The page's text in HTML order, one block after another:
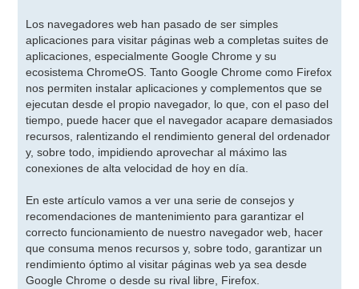
Los navegadores web han pasado de ser simples
aplicaciones para visitar páginas web a completas suites de
aplicaciones, especialmente Google Chrome y su
ecosistema ChromeOS. Tanto Google Chrome como Firefox
nos permiten instalar aplicaciones y complementos que se
ejecutan desde el propio navegador, lo que, con el paso del
tiempo, puede hacer que el navegador acapare demasiados
recursos, ralentizando el rendimiento general del ordenador
y, sobre todo, impidiendo aprovechar al máximo las
conexiones de alta velocidad de hoy en día.
En este artículo vamos a ver una serie de consejos y
recomendaciones de mantenimiento para garantizar el
correcto funcionamiento de nuestro navegador web, hacer
que consuma menos recursos y, sobre todo, garantizar un
rendimiento óptimo al visitar páginas web ya sea desde
Google Chrome o desde su rival libre, Firefox.